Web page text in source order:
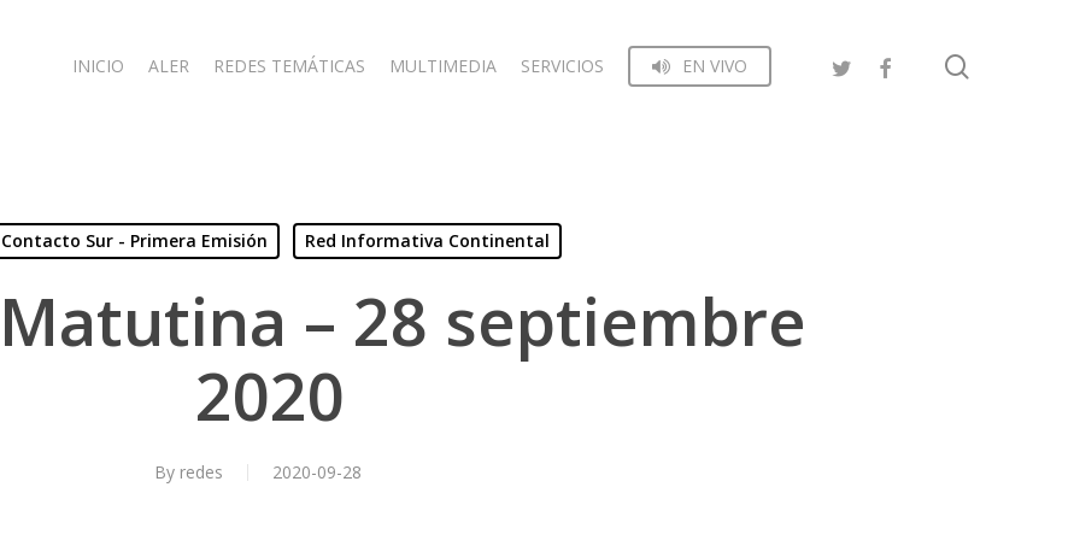
INICIO ALER REDES TEMÁTICAS MULTIMEDIA SERVICIOS EN VIVO
Contacto Sur - Primera Emisión Red Informativa Continental
– 28 septiembre
2020
By redes 2020-09-28